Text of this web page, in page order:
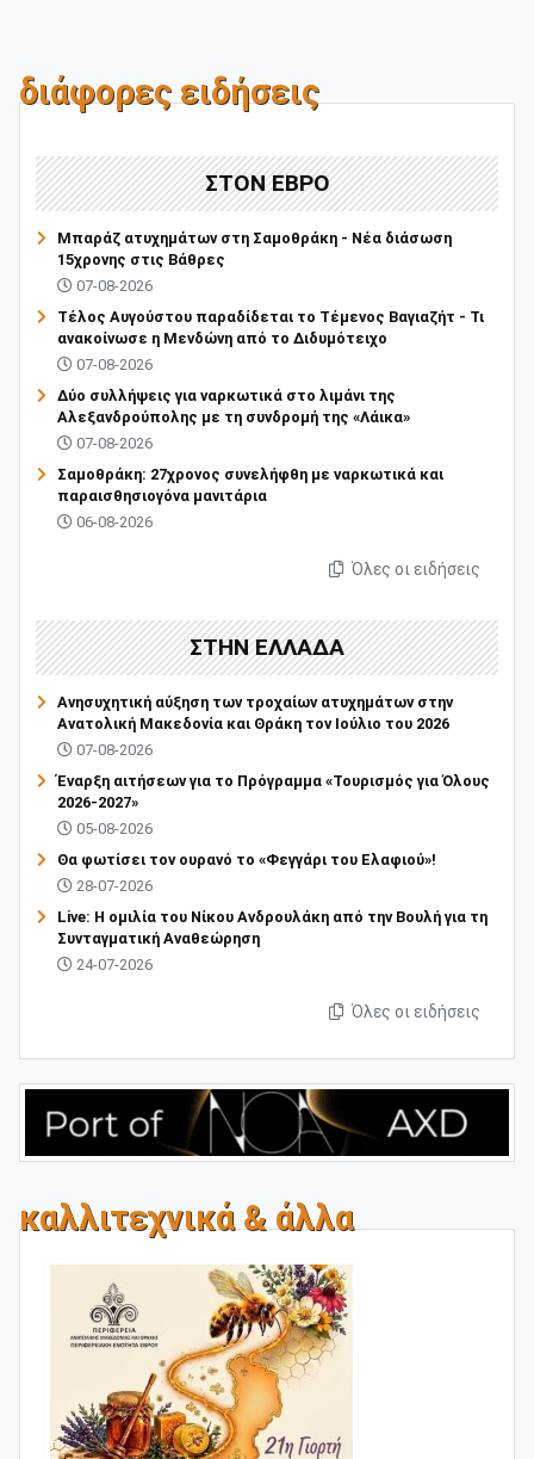
διάφορες ειδήσεις
ΣΤΟΝ ΕΒΡΟ
Μπαράζ ατυχημάτων στη Σαμοθράκη - Νέα διάσωση
15χρονης στις Βάθρες
07-08-2026
Τέλος Αυγούστου παραδίδεται το Τέμενος Βαγιαζήτ - Τι
ανακοίνωσε η Μενδώνη από το Διδυμότειχο
07-08-2026
Δύο συλλήψεις για ναρκωτικά στο λιμάνι της
Αλεξανδρούπολης με τη συνδρομή της «Λάικα»
07-08-2026
Σαμοθράκη: 27χρονος συνελήφθη με ναρκωτικά και
παραισθησιογόνα μανιτάρια
06-08-2026
Όλες οι ειδήσεις
ΣΤΗΝ ΕΛΛΑΔΑ
Ανησυχητική αύξηση των τροχαίων ατυχημάτων στην
Ανατολική Μακεδονία και Θράκη τον Ιούλιο του 2026
07-08-2026
Έναρξη αιτήσεων για το Πρόγραμμα «Τουρισμός για Όλους
2026-2027»
05-08-2026
Θα φωτίσει τον ουρανό το «Φεγγάρι του Ελαφιού»!
28-07-2026
Live: Η ομιλία του Νίκου Ανδρουλάκη από την Βουλή για τη
Συνταγματική Αναθεώρηση
24-07-2026
Όλες οι ειδήσεις
καλλιτεχνικά & άλλα